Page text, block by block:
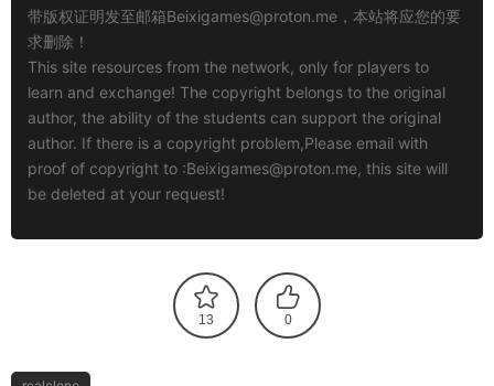
带版权证明发至邮箱Beixigames@proton.me ，本站将应您的要
求删除！
This site resources from the network, only for players to
learn and exchange! The copyright belongs to the original
author, the ability of the students can support the original
author. If there is a copyright problem,Please email with
proof of copyright to :Beixigames@proton.me, this site will
be deleted at your request!
13 0